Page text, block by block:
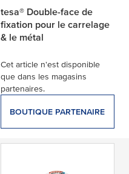
tesa® Double-face de
fixation pour le carrelage
& le métal
Cet article n'est disponible
que dans les magasins
partenaires.
BOUTIQUE PARTENAIRE